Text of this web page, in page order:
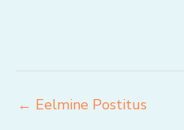
← Eelmine Postitus